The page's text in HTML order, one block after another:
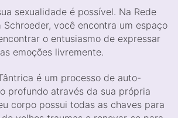
sexualidade é possível. Na Rede
você encontra um espaço
o entusiasmo de expressar
emoções livremente.
é um processo de auto-
profundo através da sua própria
corpo possui todas as chaves para